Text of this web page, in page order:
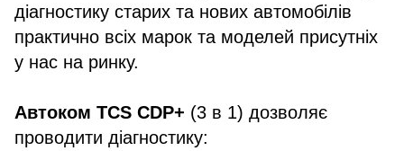
діагностику старих та нових автомобілів
практично всіх марок та моделей присутніх
у нас на ринку.
Автоком TCS CDP+ (3 в 1) дозволяє
проводити діагностику: